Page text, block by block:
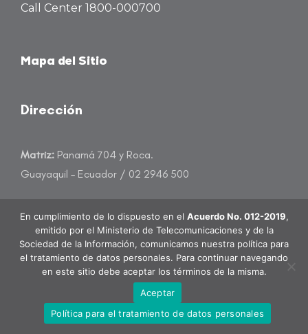
Call Center 1800-000700
Mapa del Sitio
Dirección
Matriz: Panamá 704 y Roca.
Guayaquil – Ecuador / 02 2946 500
atencioncliente@banecuador.fin.ec
BanEcuador B.P. Todos los derechos reservados.
En cumplimiento de lo dispuesto en el Acuerdo No. 012-2019,
emitido por el Ministerio de Telecomunicaciones y de la
Sociedad de la Información, comunicamos nuestra política para
el tratamiento de datos personales. Para continuar navegando
en este sitio debe aceptar los términos de la misma.
Aceptar
Política para el tratamiento de datos personales